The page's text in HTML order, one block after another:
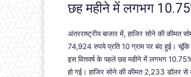
छह महीने में लगभग
अंतरराष्ट्रीय बाजार में, हाजिर सोने की
74,924 रुपये प्रति 10 ग्राम पर बंद हुई। चूंकि
इस वित्तवर्ष के पहले छह महीने में लगभग
हो गई। हाजिर सोने की कीमत 2,233 डॉलर